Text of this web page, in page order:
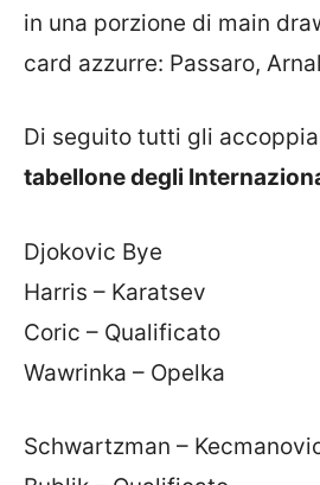
in una porzione di main
card azzurre: Passaro,
Di seguito tutti gli
tabellone degli
Djokovic Bye
Harris – Karatsev
Coric – Qualificato
Wawrinka – Opelka
Schwartzman –